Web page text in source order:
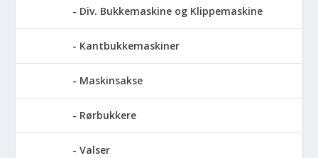
Div. Bukkemaskine og Klippemaskine
Kantbukkemaskiner
Maskinsakse
Rørbukkere
Valser